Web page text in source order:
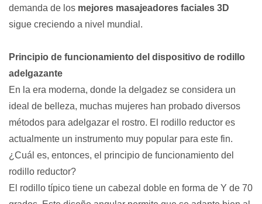
demanda de los mejores masajeadores faciales 3D
sigue creciendo a nivel mundial.
Principio de funcionamiento del dispositivo de rodillo
adelgazante
En la era moderna, donde la delgadez se considera un
ideal de belleza, muchas mujeres han probado diversos
métodos para adelgazar el rostro. El rodillo reductor es
actualmente un instrumento muy popular para este fin.
¿Cuál es, entonces, el principio de funcionamiento del
rodillo reductor?
El rodillo típico tiene un cabezal doble en forma de Y de 70